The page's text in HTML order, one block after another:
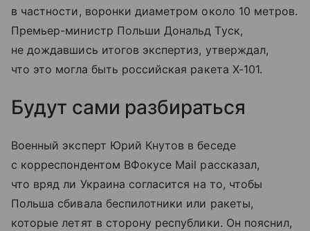
в частности, воронки диаметром около 10 метров.
Премьер-министр Польши Дональд Туск,
не дождавшись итогов экспертиз, утверждал,
что это могла быть российская ракета Х-101.
Будут сами разбираться
Военный эксперт Юрий Кнутов в беседе
с корреспондентом ВФокусе Mail рассказал,
что вряд ли Украина согласится на то, чтобы
Польша сбивала беспилотники или ракеты,
которые летят в сторону республики. Он пояснил,